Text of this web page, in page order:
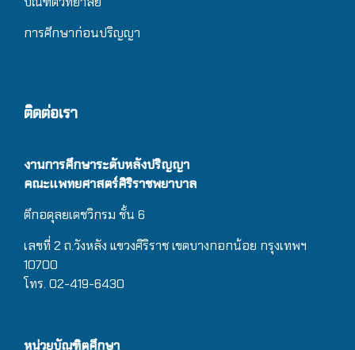
การศึกษาก่อนปริญญา
ติดต่อเรา
งานการศึกษาระดับหลังปริญญา
คณะแพทยศาสตร์ศิริราชพยาบาล
ตึกอดุลยเดชวิกรม ชั้น 6
เลขที่ 2 ถ.วังหลัง แขวงศิริราช เขตบางกอกน้อย กรุงเทพฯ
10700
โทร. 02-419-6430
หน่วยบัณฑิตศึกษา